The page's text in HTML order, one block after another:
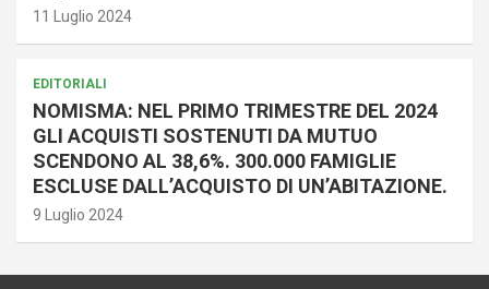
11 Luglio 2024
EDITORIALI
NOMISMA: NEL PRIMO TRIMESTRE DEL 2024
GLI ACQUISTI SOSTENUTI DA MUTUO
SCENDONO AL 38,6%. 300.000 FAMIGLIE
ESCLUSE DALL’ACQUISTO DI UN’ABITAZIONE.
9 Luglio 2024